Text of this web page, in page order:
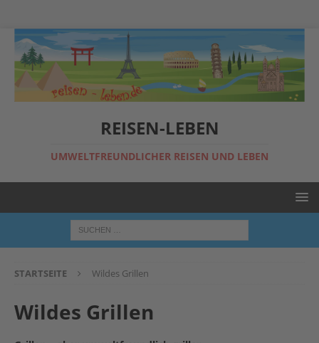
REISEN-LEBEN
UMWELTFREUNDLICHER REISEN UND LEBEN
STARTSEITE Wildes Grillen
Wildes Grillen